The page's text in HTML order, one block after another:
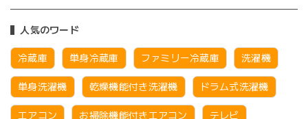
人気のワード
冷蔵庫 単身冷蔵庫 ファミリー冷蔵庫 洗濯機
単身洗濯機 乾燥機能付き洗濯機 ドラム式洗濯機
エアコン お掃除機能付きエアコン テレビ